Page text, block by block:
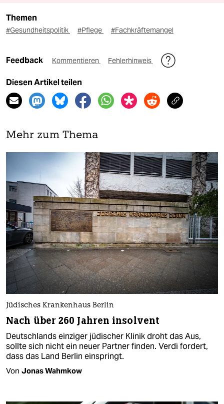
Themen
#Gesundheitspolitik #Pflege #Fachkräftemangel
Feedback Kommentieren Fehlerhinweis
Diesen Artikel teilen
Mehr zum Thema
Jüdisches Krankenhaus Berlin
Nach über 260 Jahren insolvent
Deutschlands einziger jüdischer Klinik droht das Aus,
sollte sich nicht ein neuer Partner finden. Verdi fordert,
dass das Land Berlin einspringt.
Von Jonas Wahmkow